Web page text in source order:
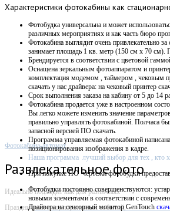
Фотокабина-автомат
Развлекательное фото
Идеально подходит как для различных
Праздничных и корпоративных событий,
Характеристики фотокабины как
Фотобудка универсальна и может
различных мероприятиях и как часть бюро
Фотокабина выглядит очень привлекательно
занимает площадь 1 кв. метр (150 см х 70 см).
Брендируется в соответствии с цветовой
Оснащена зеркальным фотоаппаратом и
комплектация модемом , таймером , чековым
скачать у нас драйвера: на чековый принтер
Срок выполнения заказа на кабину от 5 до 14
Фотокабина продается уже в настроенном
Вы легко можете изменить значение
правильно управлять фотокабиной. Полчаса
запасной версией ПО скачать.
Программа управляемая фотокабиной
позиционирования изображения в кадре.
Наша программа лучший выбор для тех , кто
При покупке ПОчертежи фотобудки
Фотобудки постоянно совершенствуются:
новыми элементами в соответствии с
Драйвера на сенсорный монитор GenTouch